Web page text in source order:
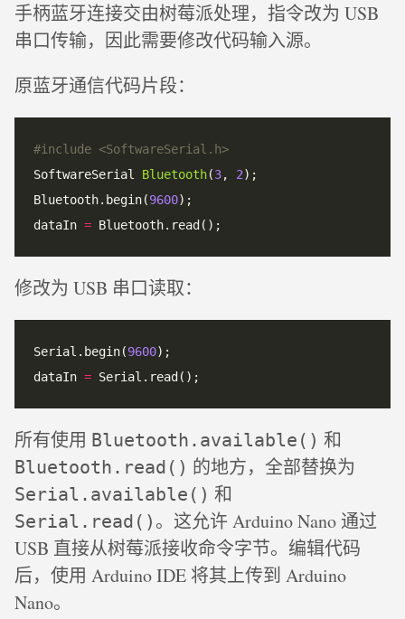
手柄蓝牙连接交由树莓派处理，指令改为 USB
串口传输，因此需要修改代码输入源。
原蓝牙通信代码片段：
#include <SoftwareSerial.h>
SoftwareSerial Bluetooth(3, 2
Bluetooth.begin(9600
dataIn =
修改为 USB 串口读取：
Serial.begin(9600
dataIn =
所有使用 Bluetooth.available() 和
Bluetooth.read() 的地方，全部替换为
Serial.available() 和
Serial.read() 。这允许 Arduino Nano 通过
USB 直接从树莓派接收命令字节。编辑代码
后，使用 Arduino IDE 将其上传到 Arduino
Nano。